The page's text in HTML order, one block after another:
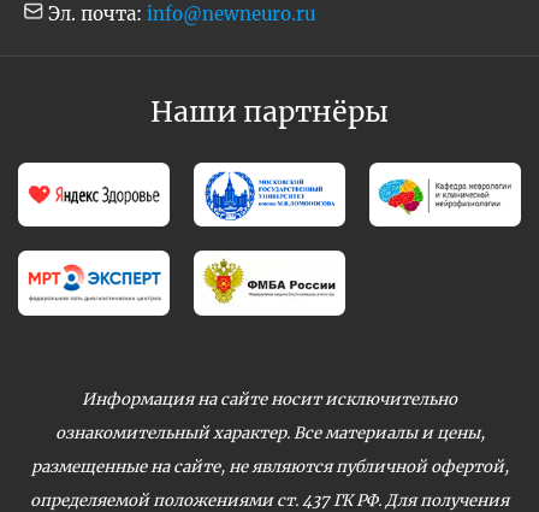
Эл. почта: info@newneuro.ru
Наши партнёры
Информация на сайте носит исключительно
ознакомительный характер. Все материалы и цены,
размещенные на сайте, не являются публичной офертой,
определяемой положениями ст. 437 ГК РФ. Для получения